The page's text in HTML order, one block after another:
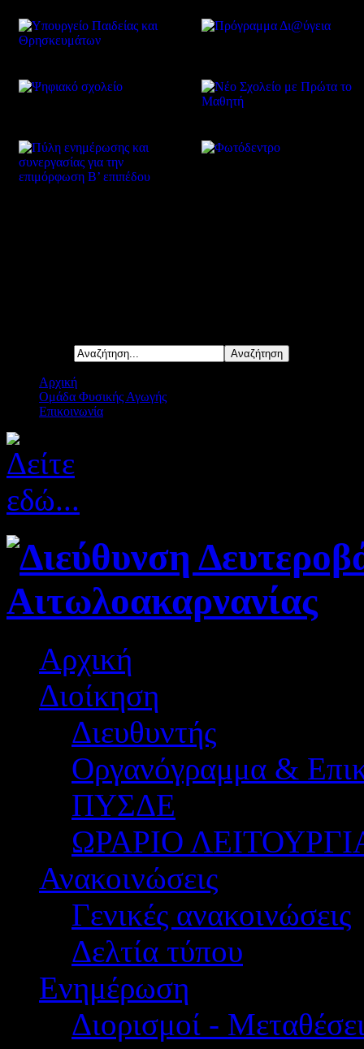
Αρχική
Ομάδα Φυσικής Αγωγής
Επικοινωνία
Αρχική
Διοίκηση
Διευθυντής
Οργανόγραμμα &
ΠΥΣΔΕ
ΩΡΑΡΙΟ
Ανακοινώσεις
Γενικές ανακοινώσεις
Δελτία τύπου
Ενημέρωση
Διορισμοί -